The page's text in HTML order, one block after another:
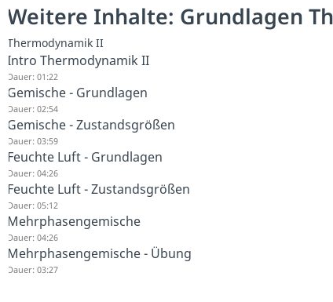
Weitere Inhalte: Grundlagen
Thermodynamik II
Intro Thermodynamik II
Dauer: 01:22
Gemische - Grundlagen
Dauer: 02:54
Gemische - Zustandsgrößen
Dauer: 03:59
Feuchte Luft - Grundlagen
Dauer: 04:26
Feuchte Luft - Zustandsgrößen
Dauer: 05:12
Mehrphasengemische
Dauer: 04:26
Mehrphasengemische - Übung
Dauer: 03:27